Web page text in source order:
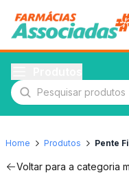
Pesquisar produtos
Home Produtos Pente
Voltar para a categoria